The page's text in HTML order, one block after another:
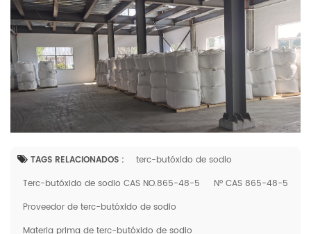
TAGS RELACIONADOS :
terc-butóxido de sodio
Terc-butóxido de sodio CAS NO.865-48-5
Nº CAS 865-48-5
Proveedor de terc-butóxido de sodio
Materia prima de terc-butóxido de sodio